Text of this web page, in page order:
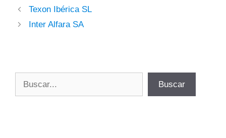
Texon Ibérica SL
Inter Alfara SA
Buscar